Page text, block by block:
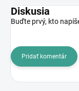
Diskusia
Buďte prvý, kto
Pridať komentár